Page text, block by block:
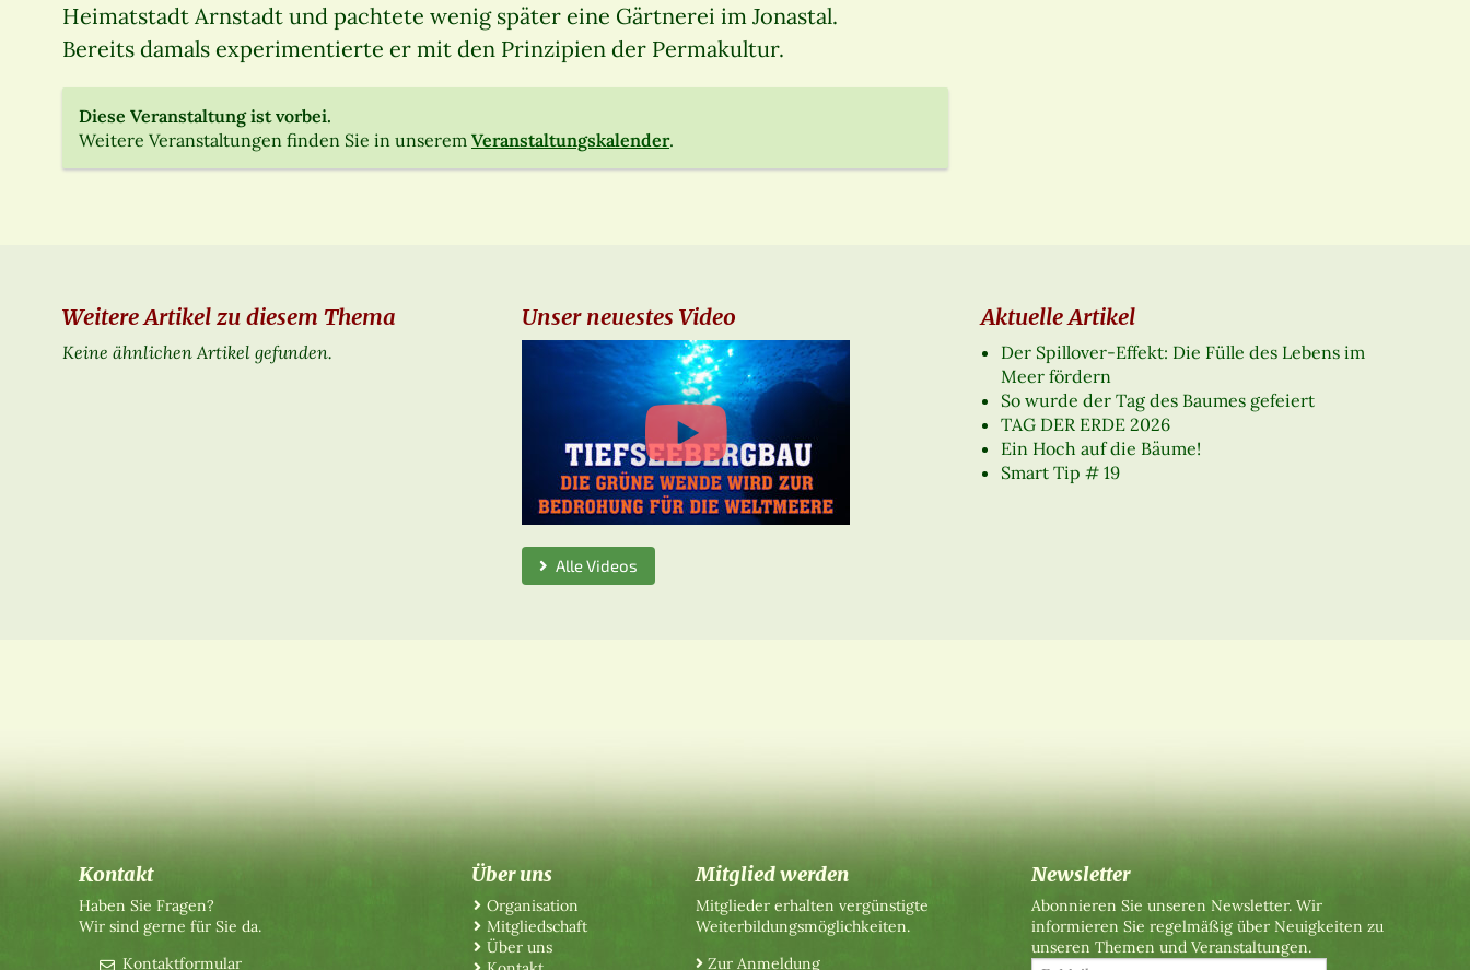
Heimatstadt Arnstadt und pachtete wenig später eine Gärtnerei im Jonastal.
Bereits damals experimentierte er mit den Prinzipien der Permakultur.
Diese Veranstaltung ist vorbei.
Weitere Veranstaltungen finden Sie in unserem Veranstaltungskalender.
Weitere Artikel zu diesem Thema
Keine ähnlichen Artikel gefunden.
Unser neuestes Video
Alle Videos
Aktuelle Artikel
Der Spillover-Effekt: Die Fülle des Lebens im
Meer fördern
So wurde der Tag des Baumes gefeiert
TAG DER ERDE 2026
Ein Hoch auf die Bäume!
Smart Tip # 19
Kontakt
Haben Sie Fragen?
Wir sind gerne für Sie da.
Kontaktformular
Über uns
Organisation
Mitgliedschaft
Über uns
Mitglied werden
Mitglieder erhalten vergünstigte
Weiterbildungsmöglichkeiten.
Zur Anmeldung
Newsletter
Abonnieren Sie unseren Newsletter. Wir
informieren Sie regelmäßig über Neuigkeiten zu
unseren Themen und Veranstaltungen.